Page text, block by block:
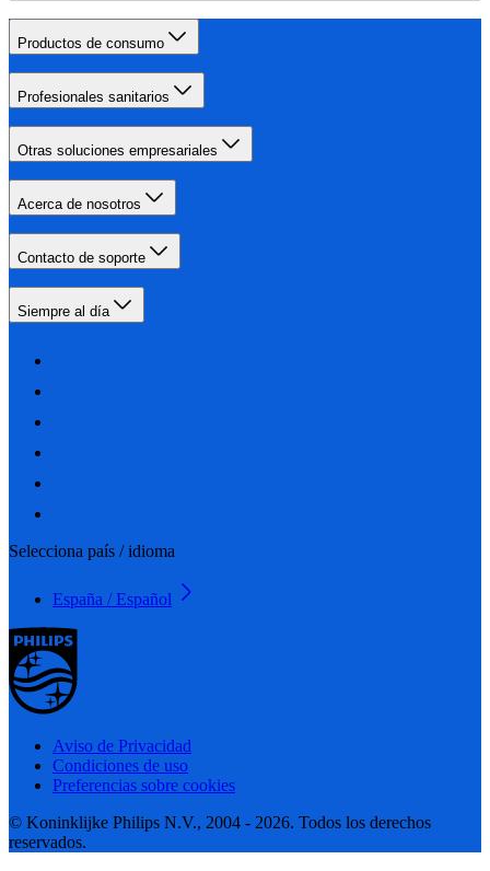
Productos de consumo
Profesionales sanitarios
Otras soluciones empresariales
Acerca de nosotros
Contacto de soporte
Siempre al día
Selecciona país / idioma
España / Español
Aviso de Privacidad
Condiciones de uso
Preferencias sobre cookies
© Koninklijke Philips N.V., 2004 - 2026. Todos los derechos
reservados.